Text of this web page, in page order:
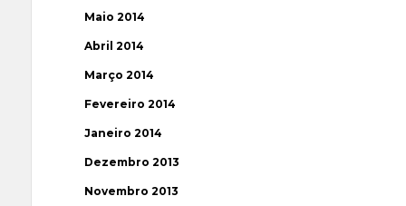
Maio 2014
Abril 2014
Março 2014
Fevereiro 2014
Janeiro 2014
Dezembro 2013
Novembro 2013